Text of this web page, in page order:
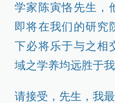
学家陈寅恪先生，
即将在我们的研究
下必将乐于与之相
域之学养均远胜于我
请接受，先生，我最